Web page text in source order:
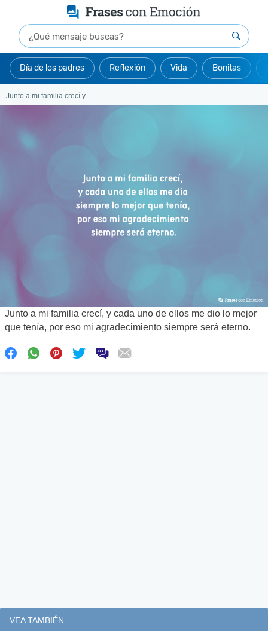
Día de los padres Reflexión Vida Bonitas
Junto a mi familia crecí y...
Junto a mi familia crecí, y cada uno de ellos me dio lo mejor
que tenía, por eso mi agradecimiento siempre será eterno.
VEA TAMBIÉN